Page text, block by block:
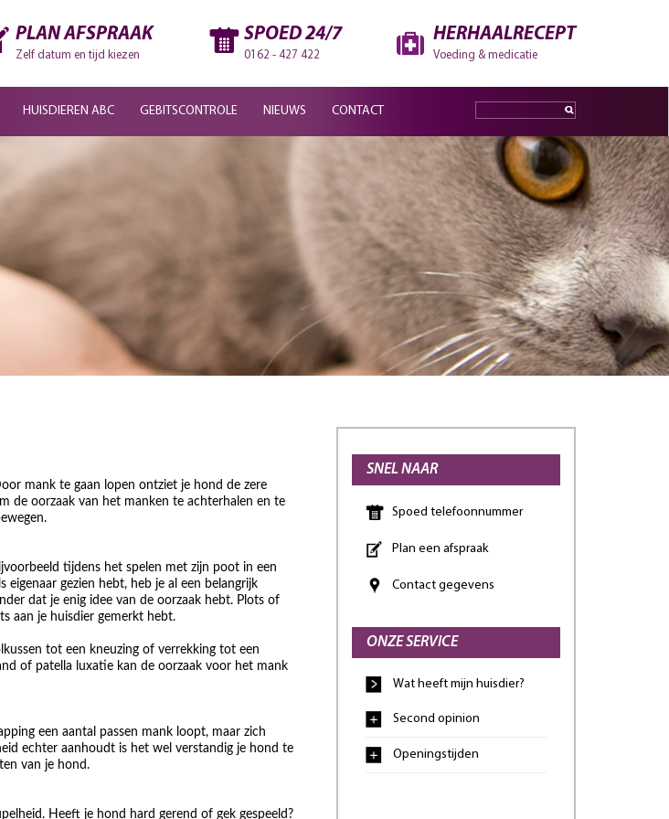
PLAN AFSPRAAK
Zelf datum en tijd kiezen
SPOED 24/7
0162 - 427 422
HERHAALRECEPT
Voeding & medicatie
HUISDIEREN ABC GEBITSCONTROLE NIEUWS CONTACT
mank te gaan lopen ontziet je hond de zere
de oorzaak van het manken te achterhalen en te
tijdens het spelen met zijn poot in een
gezien hebt, heb je al een belangrijk
dat je enig idee van de oorzaak hebt. Plots of
aan je huisdier gemerkt hebt.
tot een kneuzing of verrekking tot een
of patella luxatie kan de oorzaak voor het mank
een aantal passen mank loopt, maar zich
echter aanhoudt is het wel verstandig je hond te
van je hond.
Heeft je hond hard gerend of gek gespeeld?
SNEL NAAR
Spoed telefoonnummer
Plan een afspraak
Contact gegevens
ONZE SERVICE
Wat heeft mijn huisdier?
Second opinion
Openingstijden